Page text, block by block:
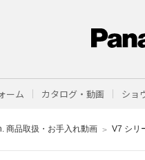
ーム カタログ・動画 ショ
商品取扱・お手入れ動画 V7 シリ